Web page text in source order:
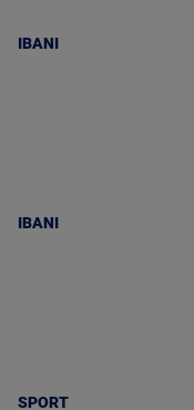
IBANI
IBANI
SPORT